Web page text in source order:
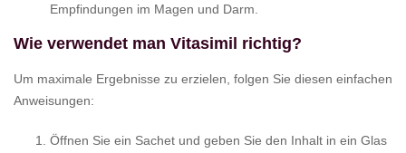
Empfindungen im Magen und Darm.
Wie verwendet man Vitasimil richtig?
Um maximale Ergebnisse zu erzielen, folgen Sie diesen einfachen
Anweisungen:
Öffnen Sie ein Sachet und geben Sie den Inhalt in ein Glas